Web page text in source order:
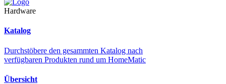
Hardware
Katalog
Durchstöbere den gesammten Katalog nach
verfügbaren Produkten rund um HomeMatic
Übersicht